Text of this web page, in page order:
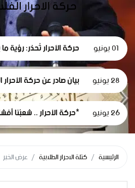
01 يونيو
28 يونيو
26 يونيو
الرئيسية كتلة الاحرار الطلابية عرض الخبر